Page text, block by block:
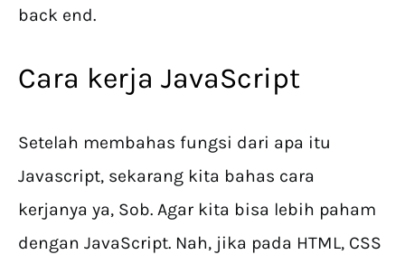
back end.
Cara kerja JavaScript
Setelah membahas fungsi dari apa itu
Javascript, sekarang kita bahas cara
kerjanya ya, Sob. Agar kita bisa lebih paham
dengan JavaScript. Nah, jika pada HTML, CSS